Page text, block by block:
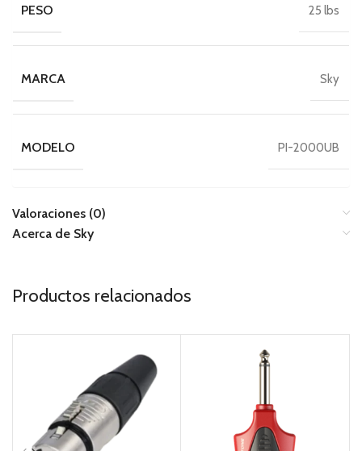
PESO 25 lbs
MARCA Sky
MODELO PI-2000UB
Valoraciones (0)
Acerca de Sky
Productos relacionados